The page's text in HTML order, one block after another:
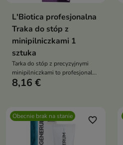
L'Biotica profesjonalna
Traka do stóp z
minipilniczkami 1
sztuka
Tarka do stóp z precyzyjnymi
minipilniczkami to profesjonalny
przyrząd do samodzielnego
8,16 €
Obecnie brak na stanie favorite_border